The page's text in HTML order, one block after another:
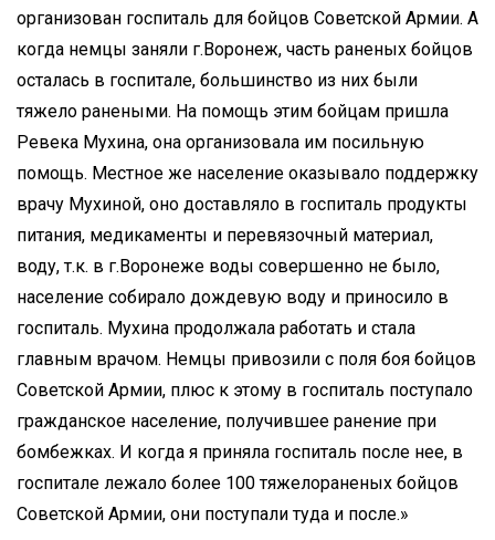
организован госпиталь для бойцов Советской Армии. А
когда немцы заняли г.Воронеж, часть раненых бойцов
осталась в госпитале, большинство из них были
тяжело ранеными. На помощь этим бойцам пришла
Ревека Мухина, она организовала им посильную
помощь. Местное же население оказывало поддержку
врачу Мухиной, оно доставляло в госпиталь продукты
питания, медикаменты и перевязочный материал,
воду, т.к. в г.Воронеже воды совершенно не было,
население собирало дождевую воду и приносило в
госпиталь. Мухина продолжала работать и стала
главным врачом. Немцы привозили с поля боя бойцов
Советской Армии, плюс к этому в госпиталь поступало
гражданское население, получившее ранение при
бомбежках. И когда я приняла госпиталь после нее, в
госпитале лежало более 100 тяжелораненых бойцов
Советской Армии, они поступали туда и после.»